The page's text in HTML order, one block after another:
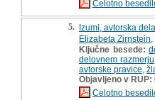
Celotno
5. Izumi, avtorska
Elizabeta Zirnstein
Ključne besede:
delovnem razmerju
avtorske pravice
Objavljeno v RUP:
Celotno